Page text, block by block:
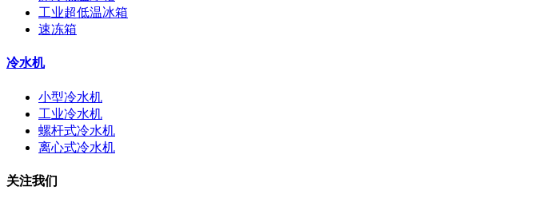
工业超低温冰箱
速冻箱
冷水机
小型冷水机
工业冷水机
螺杆式冷水机
离心式冷水机
关注我们